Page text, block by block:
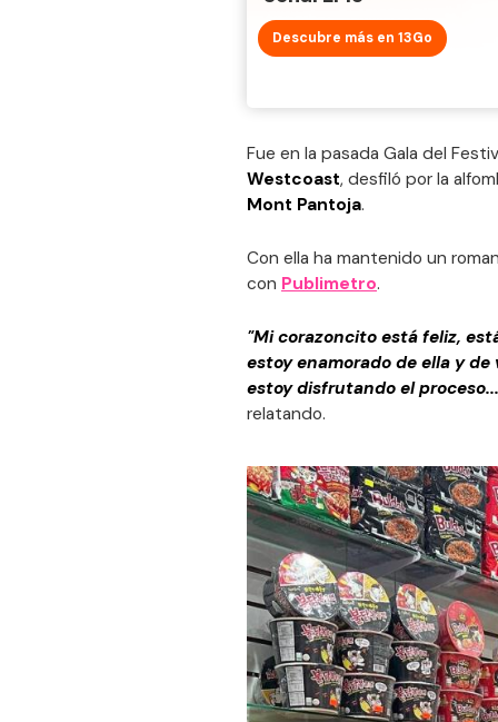
Descubre más en 13Go
Fue en la pasada Gala del
Westcoast, desfiló por la
Mont Pantoja.
Con ella ha mantenido un
con Publimetro.
"Mi corazoncito está feliz,
estoy enamorado de ella y
estoy disfrutando el
relatando.